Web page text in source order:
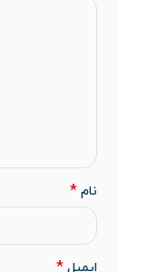
نام *
ایمیل *